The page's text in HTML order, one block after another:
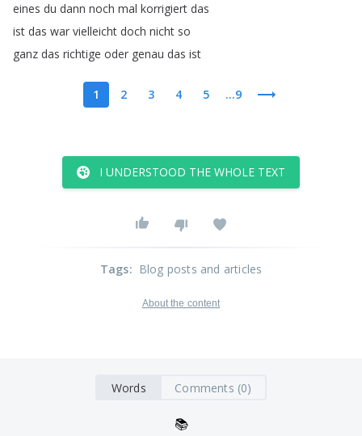
eines du dann noch mal korrigiert das
ist das war vielleicht doch nicht so
ganz das richtige oder genau das ist
1 2 3 4 5 ...9
I UNDERSTOOD THE WHOLE TEXT
Tags: Blog posts and articles
About the content
Words Comments (0)
📚